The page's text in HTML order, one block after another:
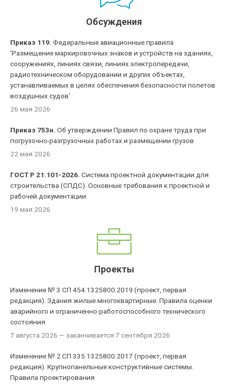
Обсуждения
Приказ 119. Федеральные авиационные правила
'Размещение маркировочных знаков и устройств на зданиях,
сооружениях, линиях связи, линиях электропередачи,
радиотехническом оборудовании и других объектах,
устанавливаемых в целях обеспечения безопасности полетов
воздушных судов'
26 мая 2026
Приказ 753н. Об утверждении Правил по охране труда при
погрузочно-разгрузочных работах и размещении грузов
22 мая 2026
ГОСТ Р 21.101-2026. Система проектной документации для
строительства (СПДС). Основные требования к проектной и
рабочей документации
19 мая 2026
Проекты
Изменение № 3 СП 454.1325800.2019 (проект, первая
редакция). Здания жилые многоквартирные. Правила оценки
аварийного и ограниченно-работоспособного технического
состояния
7 августа 2026 — заканчивается 7 сентября 2026
Изменение № 2 СП 335.1325800.2017 (проект, первая
редакция). Крупнопанельные конструктивные системы.
Правила проектирования